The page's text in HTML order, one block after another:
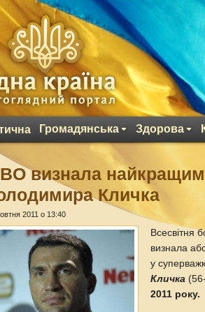
Громадянська Здорова
визнала
Кличка
2011 о 13:40
Всесвітня
визнала
у
Кличка
2011 року.